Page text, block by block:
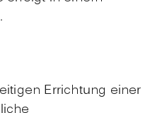
Errichtung einer